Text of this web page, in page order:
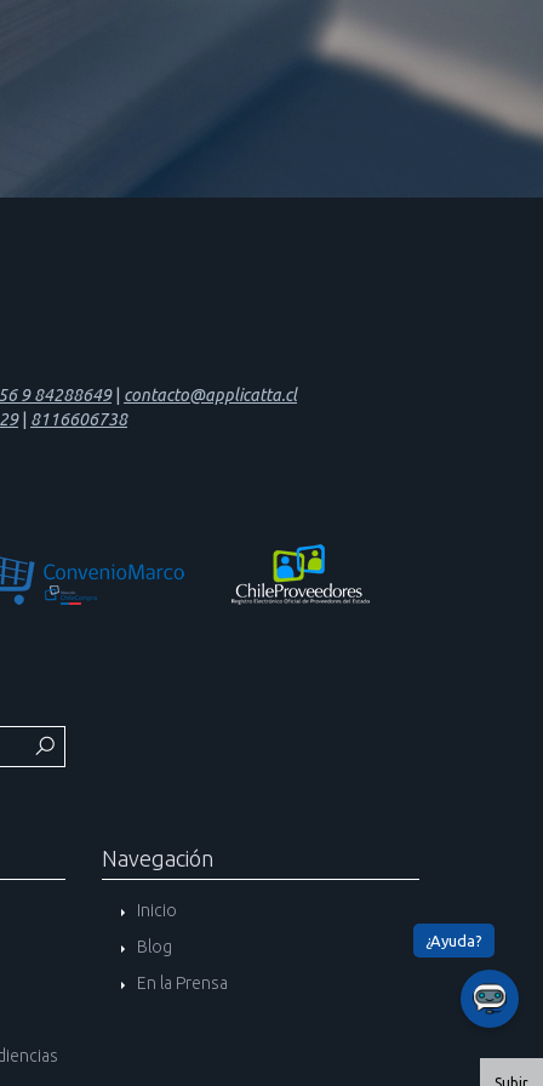
9 84288649| contacto@applicatta.cl
| 8116606738
Navegación
Inicio
Blog
En la Prensa